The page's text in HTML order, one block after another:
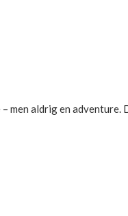
men aldrig en